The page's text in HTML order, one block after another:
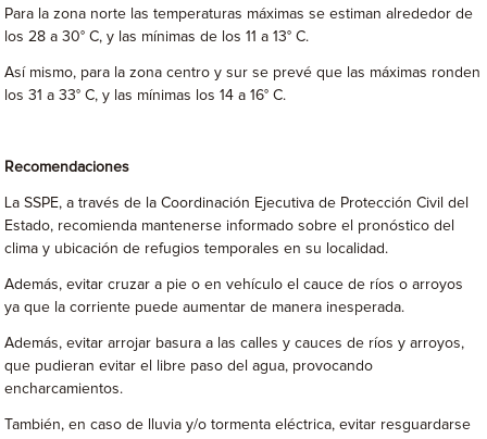
Para la zona norte las temperaturas máximas se estiman alrededor de
los 28 a 30° C, y las mínimas de los 11 a 13° C.
Así mismo, para la zona centro y sur se prevé que las máximas ronden
los 31 a 33° C, y las mínimas los 14 a 16° C.
Recomendaciones
La SSPE, a través de la Coordinación Ejecutiva de Protección Civil del
Estado, recomienda mantenerse informado sobre el pronóstico del
clima y ubicación de refugios temporales en su localidad.
Además, evitar cruzar a pie o en vehículo el cauce de ríos o arroyos
ya que la corriente puede aumentar de manera inesperada.
Además, evitar arrojar basura a las calles y cauces de ríos y arroyos,
que pudieran evitar el libre paso del agua, provocando
encharcamientos.
También, en caso de lluvia y/o tormenta eléctrica, evitar resguardarse